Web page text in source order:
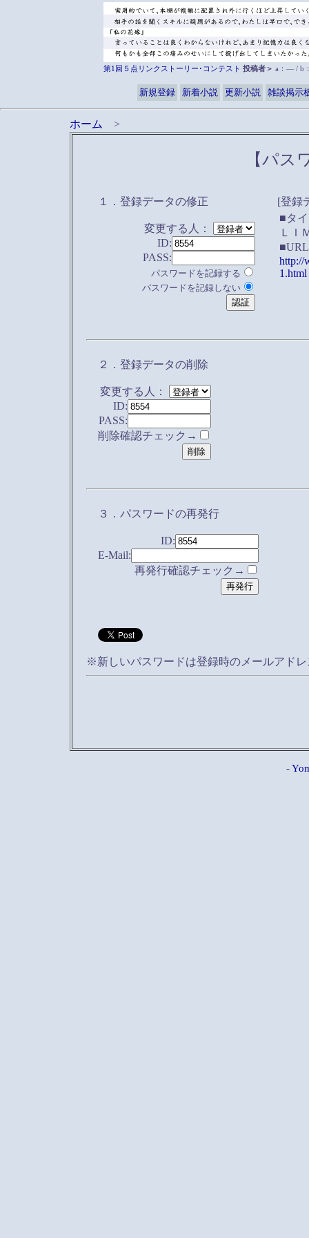
第1回５点リンクストーリー･コンテスト 投稿者＞ a：― / b
新規登録 新着小説 更新小説 雑談掲示
ホーム >
【パス
１．登録データの修正
変更する人：
ID:
PASS:
パスワードを記録する
パスワードを記録しない
[登録
■タ
ＬＩ
http://
1.html
２．登録データの削除
変更する人：
ID:
PASS:
削除確認チェック→
３．パスワードの再発行
ID:
E-Mail:
再発行確認チェック→
※新しいパスワードは登録時のメールアド
-